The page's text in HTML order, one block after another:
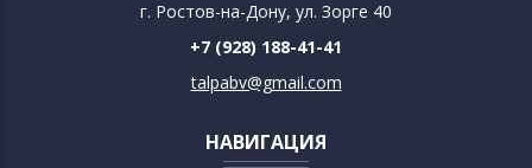
г. Ростов-на-Дону, ул. Зорге 40
+7 (928) 188-41-41
talpabv@gmail.com
НАВИГАЦИЯ